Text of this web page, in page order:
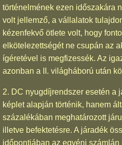
történelmének ezen időszakára
volt jellemző, a vállalatok
kézenfekvő ötlete volt, hogy
elkötelezettségét ne csupán az
ígéretével is megfizessék. Az
azonban a II. világháború után
2. DC nyugdíjrendszer esetén a
képlet alapján történik, hanem
százalékában meghatározott
illetve befektetésre. A járadék
időpontjában az egyéni számlán